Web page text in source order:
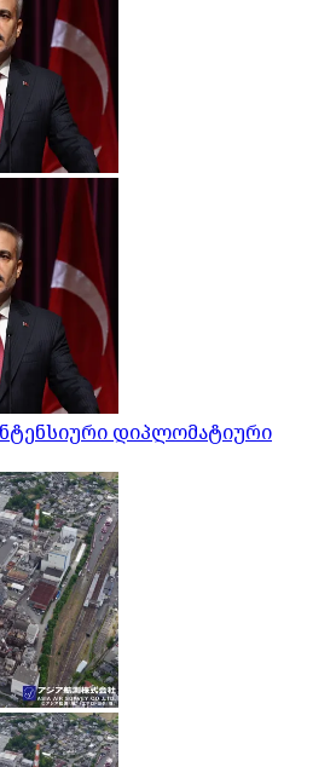
დიპლომატიური